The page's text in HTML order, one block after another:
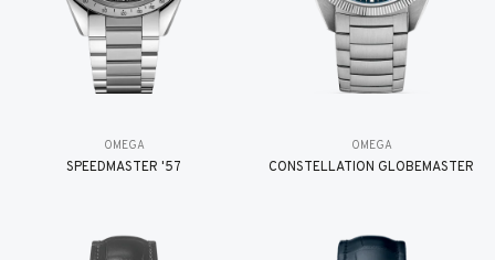
OMEGA
SPEEDMASTER '57
OMEGA
CONSTELLATION GLOBEMASTER